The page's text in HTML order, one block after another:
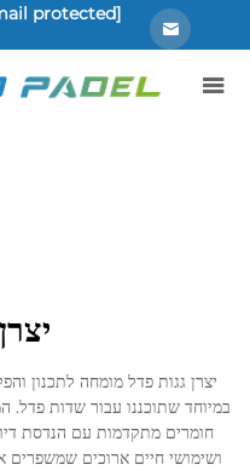
[email protected]
יצרן גגות פדל מומחה לתכנון
במיוחד שתוכננו עבור שדות פדל.
חומרים מתקדמות עם הנדסת
ושימושי חיים ארוכים שמשפרים